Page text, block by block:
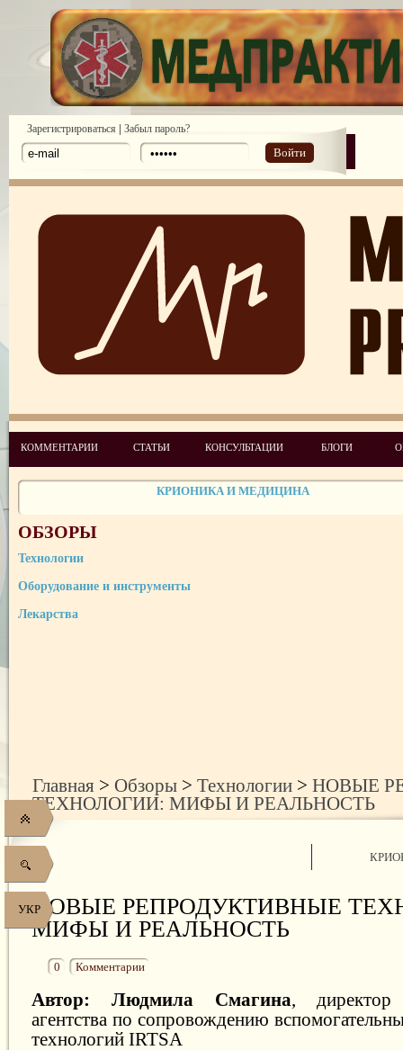
УКР
Зарегистрироваться | Забыл пароль?
Войти
КОММЕНТАРИИ СТАТЬИ КОНСУЛЬТАЦИИ БЛОГИ
НОВЫЕ РЕПРОДУКТИВНЫЕ ТЕХНОЛОГИИ: МИФЫ И
КРИОНИКА И МЕДИЦИНА
ДНК-ТЕХНОЛОГИИ ДЛЯ ОПРЕДЕЛЕНИЯ ПОЛА БУДУЩЕГО
ОБЗОРЫ
Технологии
Оборудование и инструменты
Лекарства
Главная > Обзоры > Технологии > НОВЫЕ
ТЕХНОЛОГИИ: МИФЫ И РЕАЛЬНОСТЬ
НОВЫЕ РЕПРОДУКТИВНЫЕ
МИФЫ И РЕАЛЬНОСТЬ
0 Комментарии
Автор: Людмила Смагина, директор
агентства по сопровождению
технологий IRTSA